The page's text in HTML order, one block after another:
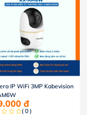
IP WiFi 3MP Kabevision
đ
( 0 )